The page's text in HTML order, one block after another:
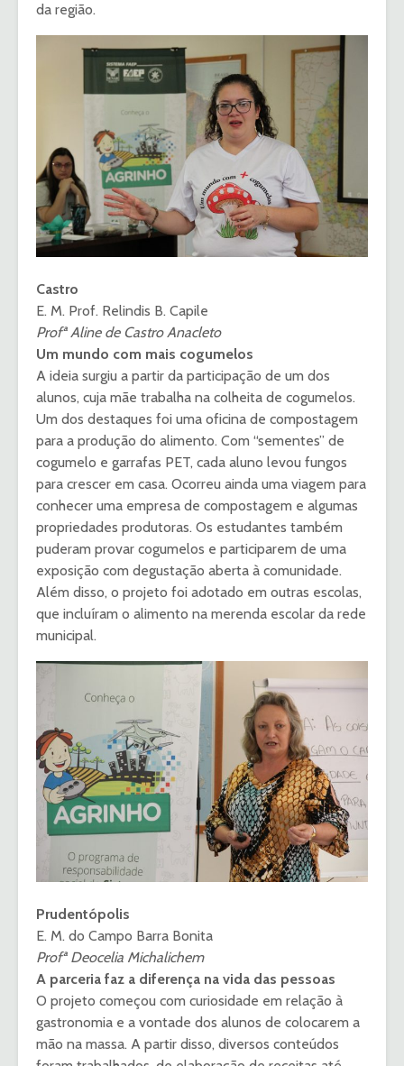
da região.
Castro
E. M. Prof. Relindis B. Capile
Profª Aline de Castro Anacleto
Um mundo com mais cogumelos
A ideia surgiu a partir da participação de um dos
alunos, cuja mãe trabalha na colheita de cogumelos.
Um dos destaques foi uma oficina de compostagem
para a produção do alimento. Com “sementes” de
cogumelo e garrafas PET, cada aluno levou fungos
para crescer em casa. Ocorreu ainda uma viagem para
conhecer uma empresa de compostagem e algumas
propriedades produtoras. Os estudantes também
puderam provar cogumelos e participarem de uma
exposição com degustação aberta à comunidade.
Além disso, o projeto foi adotado em outras escolas,
que incluíram o alimento na merenda escolar da rede
municipal.
Prudentópolis
E. M. do Campo Barra Bonita
Profª Deocelia Michalichem
A parceria faz a diferença na vida das pessoas
O projeto começou com curiosidade em relação à
gastronomia e a vontade dos alunos de colocarem a
mão na massa. A partir disso, diversos conteúdos